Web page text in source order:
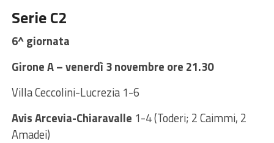
Serie C2
6^ giornata
Girone A – venerdì 3 novembre ore 21.30
Villa Ceccolini-Lucrezia 1-6
Avis Arcevia-Chiaravalle 1-4 (Toderi; 2 Caimmi, 2
Amadei)